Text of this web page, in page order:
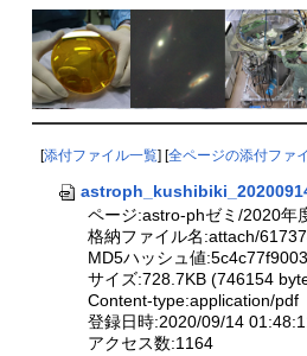
[添付ファイル一覧] [全ページの添付ファ
ページ:astro-phゼミ/2020年
格納ファイル名:attach/
MD5ハッシュ値
サイズ:728.7KB (746154
Content-type:application/pdf
登録日時:2020/09/14
アクセス数:1164